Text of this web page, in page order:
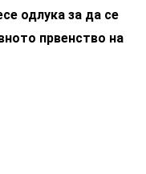
одлука за да се
првенство на